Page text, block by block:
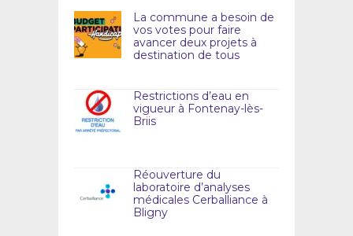
La commune a besoin de
vos votes pour faire
avancer deux projets à
destination de tous
Restrictions d’eau en
vigueur à Fontenay-lès-
Briis
Réouverture du
laboratoire d’analyses
médicales Cerballiance à
Bligny